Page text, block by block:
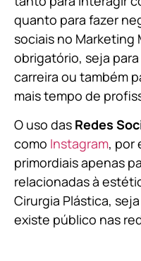
quanto para fazer
sociais no
obrigatório, seja
carreira ou também
mais tempo de
O uso das Redes
como Instagram, por
primordiais apenas
relacionadas à
Cirurgia Plástica, s
existe público nas